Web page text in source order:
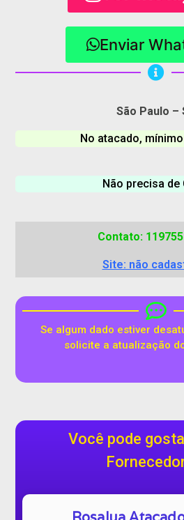
Enviar
São Paulo –
No atacado,
Não precisa de
Contato:
Site: não
Se algum dado estiver
solicite a atualização
Você pode